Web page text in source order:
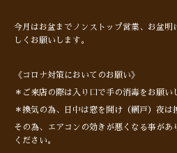
今月はお盆までノンストップ営業、お盆明
しくお願いします。
《コロナ対策においてのお願い》
＊ご来店の際は入り口で手の消毒をお願い
＊換気の為、日中は窓を開け（網戸）夜は
その為、エアコンの効きが悪くなる事があ
ください。